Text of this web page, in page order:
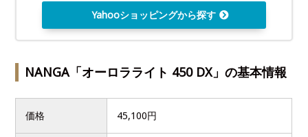
Yahooショッピングから探す
NANGA「オーロラライト 450 DX」の基本情報
価格 45,100円